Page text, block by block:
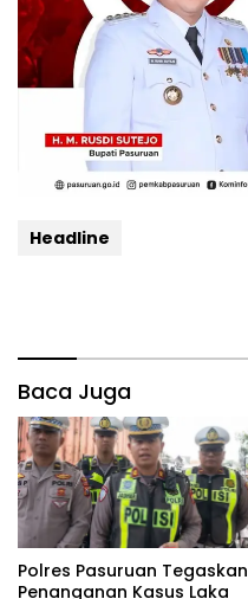
Headline
Baca Juga
Polres Pasuruan Tegaskan
Penanganan Kasus Laka